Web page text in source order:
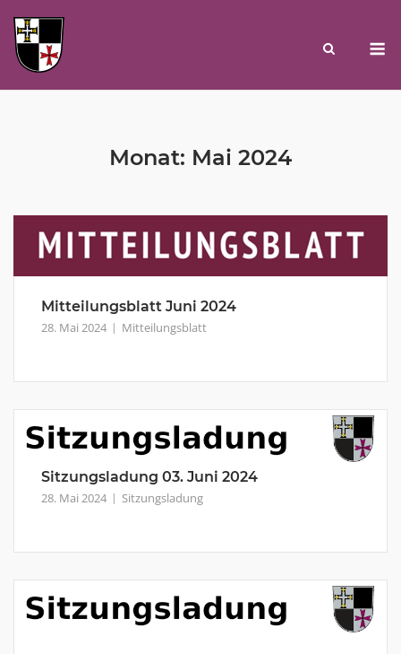
content
Monat: Mai 2024
Mitteilungsblatt Juni 2024
28. Mai 2024 Mitteilungsblatt
Sitzungsladung 03. Juni 2024
28. Mai 2024 Sitzungsladung